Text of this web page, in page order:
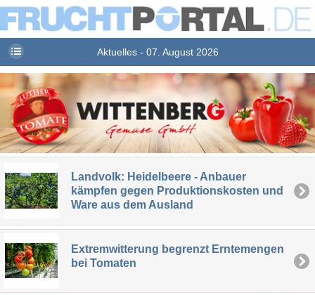
Aktuelles - 07. August 2026
Landvolk: Heidelbeere - Anbauer
kämpfen gegen Produktionskosten und
Ware aus dem Ausland
Extremwitterung begrenzt Erntemengen
bei Tomaten